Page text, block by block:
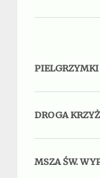
PIELGRZYMKI
DROGA
MSZA ŚW.